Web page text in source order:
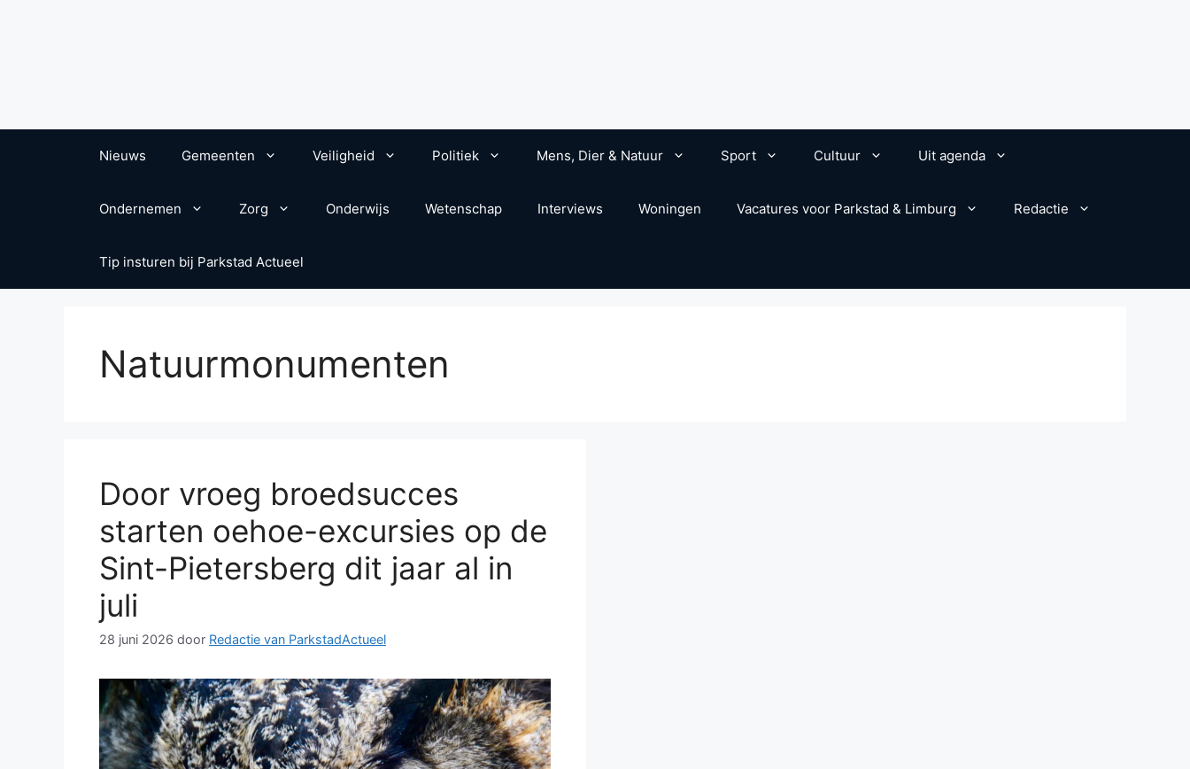
Nieuws Gemeenten Veiligheid Politiek Mens, Dier & Natuur Sport Cultuur Uit agenda
Ondernemen Zorg Onderwijs Wetenschap Interviews Woningen Vacatures voor Parkstad & Limburg Redactie
Tip insturen bij Parkstad Actueel
Natuurmonumenten
Door vroeg broedsucces
starten oehoe-excursies op de
Sint-Pietersberg dit jaar al in
juli
28 juni 2026 door Redactie van ParkstadActueel